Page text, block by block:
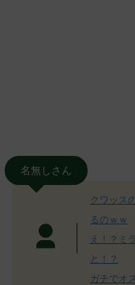
名無しさん
クワッス
るのｗｗ
え！？ミ
と！？
ガチでオ